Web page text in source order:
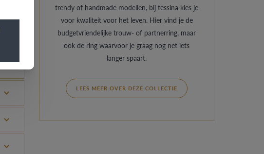
trendy of handmade modellen, bij tessina kies je
voor kwaliteit voor het leven. Hier vind je de
budgetvriendelijke trouw- of partnerring, maar
ook de ring waarvoor je graag nog net iets
langer spaart.
LEES MEER OVER DEZE COLLECTIE